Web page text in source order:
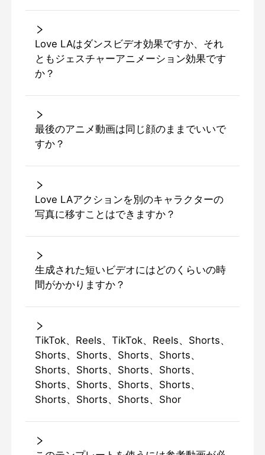
Love LAはダンスビデオ効果ですか、それ
ともジェスチャーアニメーション効果です
か？
最後のアニメ動画は同じ顔のままでいいで
すか？
Love LAアクションを別のキャラクターの
写真に移すことはできますか？
生成された短いビデオにはどのくらいの時
間がかかりますか？
TikTok、Reels、TikTok、Reels、Shorts、
Shorts、Shorts、Shorts、Shorts、
Shorts、Shorts、Shorts、Shorts、
Shorts、Shorts、Shorts、Shorts、
Shorts、Shorts、Shorts、Shor